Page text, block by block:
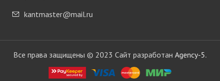
kantmaster@mail.ru
Все права защищены © 2023 Сайт разработан Agency-5.